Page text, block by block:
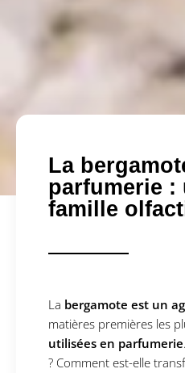
La
parfumerie :
famille
La bergamote est un
matières premières les
utilisées en parfumerie
? Comment est-elle